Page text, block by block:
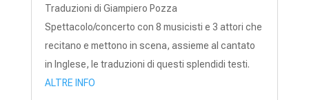
Traduzioni di Giampiero Pozza
Spettacolo/concerto con 8 musicisti e 3 attori che
recitano e mettono in scena, assieme al cantato
in Inglese, le traduzioni di questi splendidi testi.
ALTRE INFO